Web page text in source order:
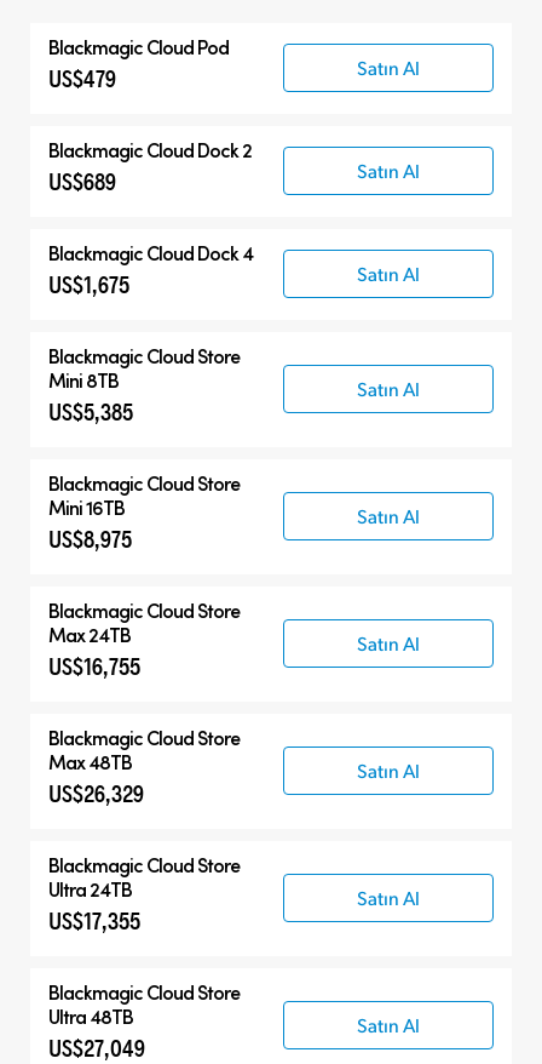
Blackmagic Cloud Pod
US$479 Satın Al
Blackmagic Cloud Dock 2
US$689 Satın Al
Blackmagic Cloud Dock 4
US$1,675 Satın Al
Blackmagic Cloud Store
Mini 8TB
US$5,385
Satın Al
Blackmagic Cloud Store
Mini 16TB
US$8,975
Satın Al
Blackmagic Cloud Store
Max 24TB
US$16,755
Satın Al
Blackmagic Cloud Store
Max 48TB
US$26,329
Satın Al
Blackmagic Cloud Store
Ultra 24TB
US$17,355
Satın Al
Blackmagic Cloud Store
Ultra 48TB
US$27,049
Satın Al